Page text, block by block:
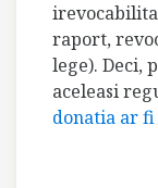
raport,
lege). Deci,
aceleasi
donatia ar